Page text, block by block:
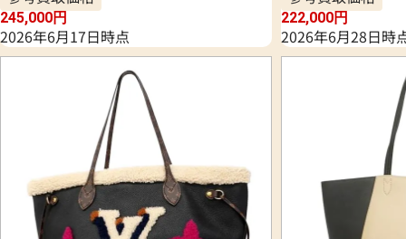
245,000円
2026年6月17日時点
222,000円
2026年6月28日時